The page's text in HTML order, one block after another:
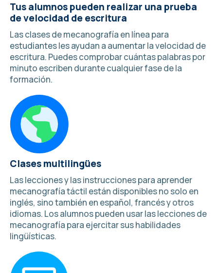
Tus alumnos pueden realizar una prueba
de velocidad de escritura
Las clases de mecanografía en línea para
estudiantes les ayudan a aumentar la velocidad de
escritura. Puedescomprobar cuántas palabras por
minuto escriben durante cualquier fase de la
formación.
Clases multilingües
Las lecciones y lasinstrucciones para aprender
mecanografíatáctil están disponibles no solo en
inglés, sino también en español, francés yotros
idiomas. Los alumnos pueden usar las lecciones de
mecanografía para ejercitar sus habilidades
lingüísticas.